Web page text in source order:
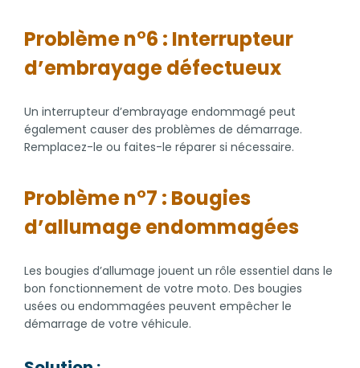
Problème n°6 : Interrupteur
d’embrayage défectueux
Un interrupteur d’embrayage endommagé peut
également causer des problèmes de démarrage.
Remplacez-le ou faites-le réparer si nécessaire.
Problème n°7 : Bougies
d’allumage endommagées
Les bougies d’allumage jouent un rôle essentiel dans le
bon fonctionnement de votre moto. Des bougies
usées ou endommagées peuvent empêcher le
démarrage de votre véhicule.